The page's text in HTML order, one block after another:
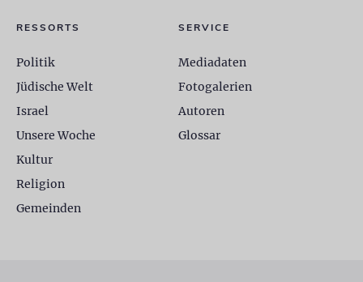
RESSORTS
Politik
Jüdische Welt
Israel
Unsere Woche
Kultur
Religion
Gemeinden
SERVICE
Mediadaten
Fotogalerien
Autoren
Glossar